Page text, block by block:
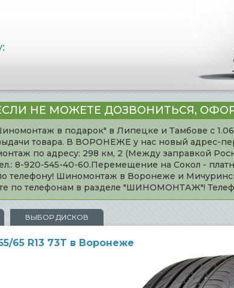
НЕ МОЖЕТЕ ДОЗВОНИТЬСЯ,
в подарок" в Липецке и Тамбове с
товара. В ВОРОНЕЖЕ у нас новый адрес-
по адресу: 298 км, 2 (Между заправкой
8-920-545-40-60.Перемещение на Сокол -
телефону! Шиномонтаж в Воронеже и
по телефонам в разделе "ШИНОМОНТАЖ"!
ВЫБОР ДИСКОВ
65 R13 73T в Воронеже